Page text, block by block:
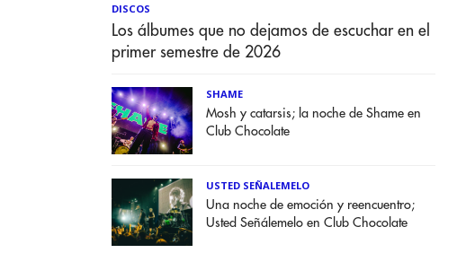
DISCOS
Los álbumes que no dejamos de escuchar en el
primer semestre de 2026
SHAME
Mosh y catarsis; la noche de Shame en
Club Chocolate
USTED SEÑALEMELO
Una noche de emoción y reencuentro;
Usted Señálemelo en Club Chocolate